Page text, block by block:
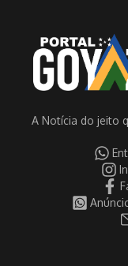
A Notícia do jeito